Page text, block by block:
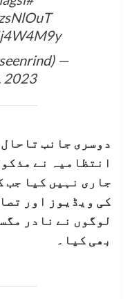
— Yaseen Rind (@myaseenrind)
2023
دوسری جانب
انتظامیہ نے
جاری نہیں کیا جب
کی ویڈیوز اور
لوگوں نے نادر
بھی کیا۔